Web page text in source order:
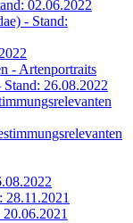
02.06.2022
- Stand:
- Artenportraits
26.08.2022